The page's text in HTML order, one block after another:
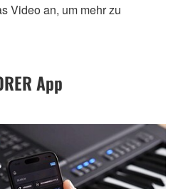
Video an, um mehr zu
App